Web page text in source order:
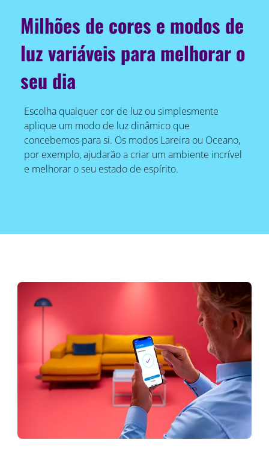
Milhões de cores e modos de
luz variáveis para melhorar o
seu dia
Escolha qualquer cor de luz ou simplesmente
aplique um modo de luz dinâmico que
concebemos para si. Os modos Lareira ou Oceano,
por exemplo, ajudarão a criar um ambiente incrível
e melhorar o seu estado de espírito.